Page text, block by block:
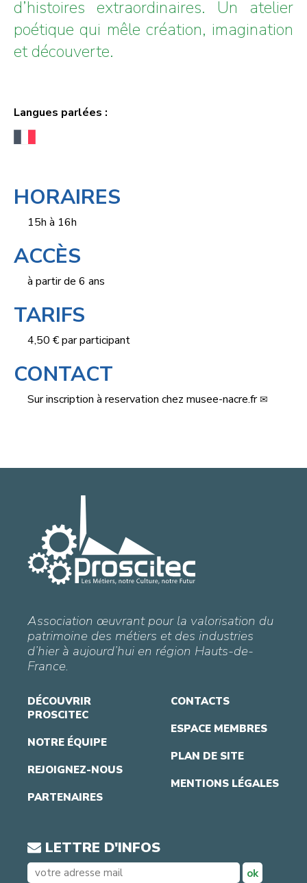
d’histoires extraordinaires. Un atelier
poétique qui mêle création, imagination
et découverte.
Langues parlées :
HORAIRES
15h à 16h
ACCÈS
à partir de 6 ans
TARIFS
4,50 € par participant
CONTACT
Sur inscription à reservation chez musee-nacre.fr
Association œuvrant pour la valorisation du
patrimoine des métiers et des industries
d’hier à aujourd’hui en région Hauts-de-
France.
DÉCOUVRIR
PROSCITEC
NOTRE ÉQUIPE
REJOIGNEZ-NOUS
PARTENAIRES
CONTACTS
ESPACE MEMBRES
PLAN DE SITE
MENTIONS LÉGALES
LETTRE D'INFOS